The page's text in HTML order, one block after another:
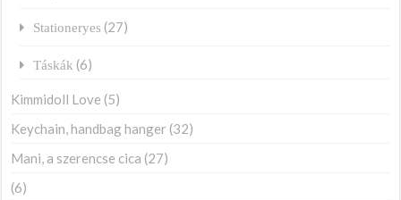
Stationeryes (27)
Táskák (6)
Kimmidoll Love (5)
Keychain, handbag hanger (32)
Mani, a szerencse cica (27)
(6)